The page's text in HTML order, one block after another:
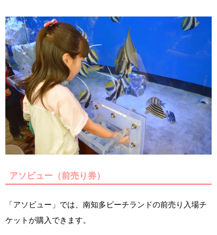
アソビュー（前売り券）
「アソビュー」では、南知多ビーチランドの前売り入場チ
ケットが購入できます。